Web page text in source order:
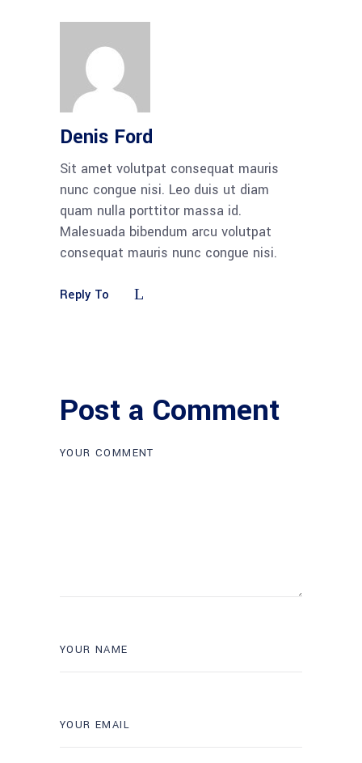
Denis Ford
Sit amet volutpat consequat mauris
nunc congue nisi. Leo duis ut diam
quam nulla porttitor massa id.
Malesuada bibendum arcu volutpat
consequat mauris nunc congue nisi.
Reply To
Post a Comment